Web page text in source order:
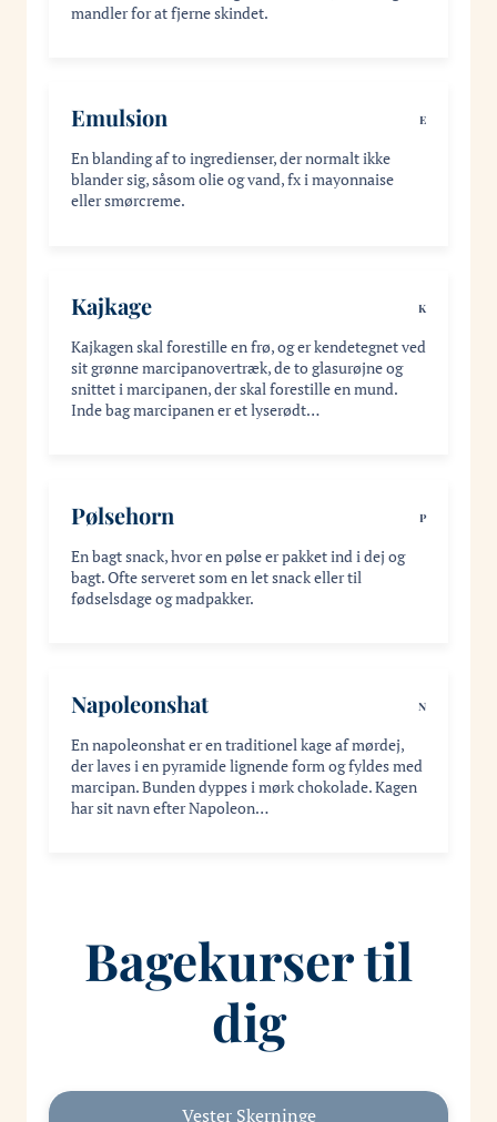
mandler for at fjerne skindet.
Emulsion E
En blanding af to ingredienser, der normalt ikke
blander sig, såsom olie og vand, fx i mayonnaise
eller smørcreme.
Kajkage K
Kajkagen skal forestille en frø, og er kendetegnet ved
sit grønne marcipanovertræk, de to glasurøjne og
snittet i marcipanen, der skal forestille en mund.
Inde bag marcipanen er et lyserødt…
Pølsehorn P
En bagt snack, hvor en pølse er pakket ind i dej og
bagt. Ofte serveret som en let snack eller til
fødselsdage og madpakker.
Napoleonshat N
En napoleonshat er en traditionel kage af mørdej,
der laves i en pyramide lignende form og fyldes med
marcipan. Bunden dyppes i mørk chokolade. Kagen
har sit navn efter Napoleon…
Bagekurser til
dig
Vester Skerninge